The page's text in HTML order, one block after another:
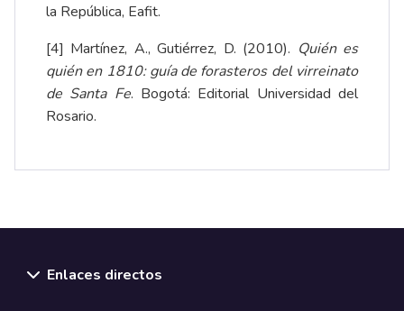
la República, Eafit.
[4] Martínez, A., Gutiérrez, D. (2010). Quién es
quién en 1810: guía de forasteros del virreinato
de Santa Fe. Bogotá: Editorial Universidad del
Rosario.
Enlaces directos